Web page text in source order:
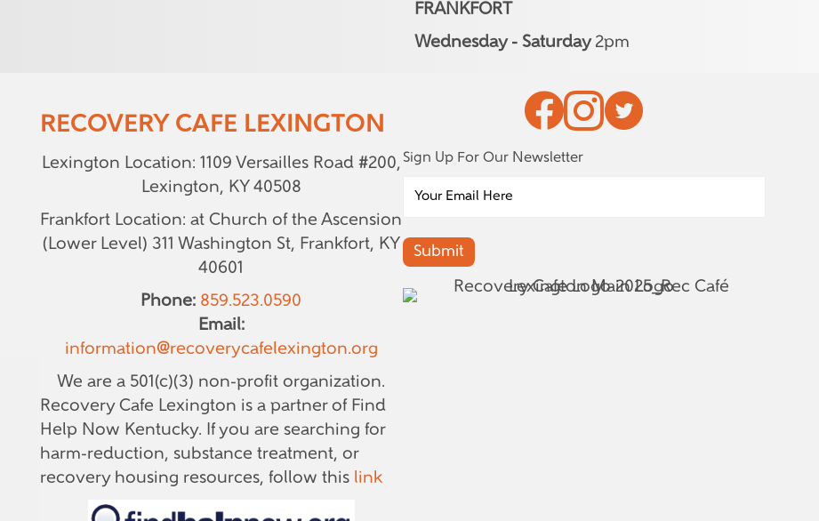
FRANKFORT
Wednesday - Saturday 2pm
RECOVERY CAFE LEXINGTON
Lexington Location: 1109 Versailles Road #200,
Lexington, KY 40508
Frankfort Location: at Church of the Ascension
(Lower Level) 311 Washington St, Frankfort, KY
40601
Phone: 859.523.0590
Email:
information@recoverycafelexington.org
We are a 501(c)(3) non-profit organization.
Recovery Cafe Lexington is a partner of Find
Help Now Kentucky. If you are searching for
harm-reduction, substance treatment, or
recovery housing resources, follow this link
Sign Up For Our Newsletter